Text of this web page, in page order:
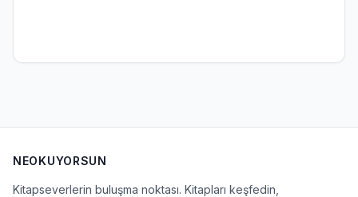
NEOKUYORSUN
Kitapseverlerin buluşma noktası. Kitapları keşfedin,